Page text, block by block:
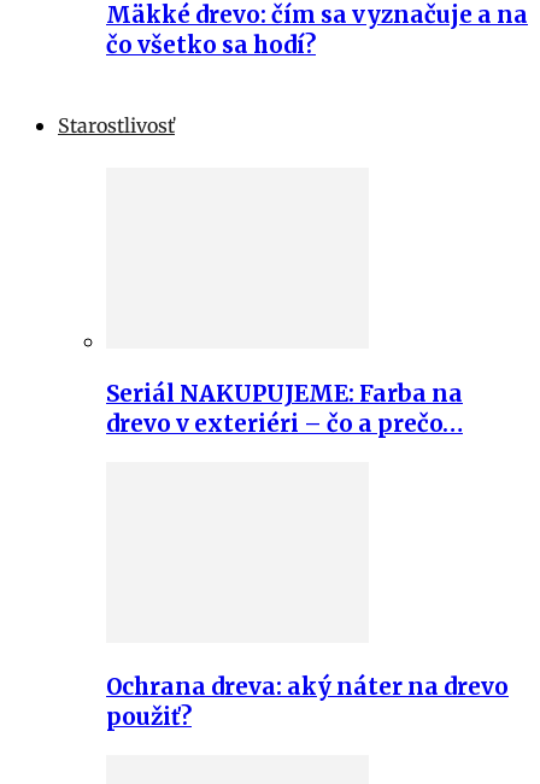
Mäkké drevo: čím sa vyznačuje a na
čo všetko sa hodí?
Starostlivosť
Seriál NAKUPUJEME: Farba na
drevo v exteriéri – čo a prečo…
Ochrana dreva: aký náter na drevo
použiť?